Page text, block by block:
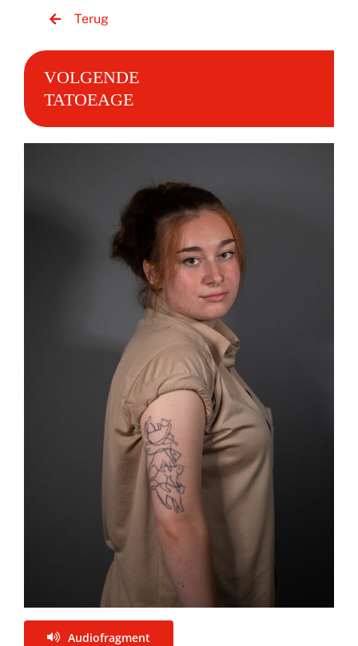
inhoud
Terug
VOLGENDE
TATOEAGE
Audiofragment